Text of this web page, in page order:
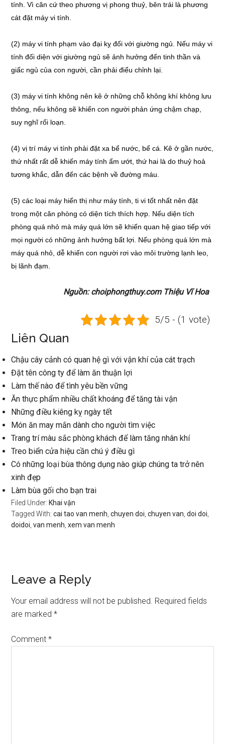
tính. Vì căn cứ theo phương vị phong thuỷ, bên trái là phương
cát đặt máy vi tính.
(2) máy vi tính phạm vào đại kỵ đối với giường ngủ. Nếu máy vi
tính đối diện với giường ngủ sẽ ảnh hưởng đến tinh thần và
giấc ngủ của con người, cần phải điểu chỉnh lại.
(3) máy vi tính không nên kê ở những chỗ không khí không lưu
thông, nếu không sẽ khiến con người phản ứng chậm chạp,
suy nghĩ rối loạn.
(4) vị trí máy vi tính phải đặt xa bể nước, bể cá. Kê ở gần nước,
thứ nhất rất dễ khiến máy tính ẩm ướt, thứ hai là do thuỷ hoả
tương khắc, dẫn đến các bệnh về đường máu.
(5) các loại máy hiển thị như máy tính, ti vi tốt nhất nên đặt
trong một căn phòng có diện tích thích hợp. Nếu diện tích
phòng quá nhỏ mà máy quá lớn sẽ khiến quan hệ giao tiếp với
mọi người có những ảnh hưởng bất lợi. Nếu phòng quá lớn mà
máy quá nhỏ, dễ khiến con người rơi vào môi trường lạnh leo,
bị lãnh đạm.
Nguồn: choiphongthuy.com Thiệu Vĩ Hoa
5/5 - (1 vote)
Liên Quan
Chậu cây cảnh có quan hệ gì với vận khí của cát trạch
Đặt tên công ty để làm ăn thuận lợi
Làm thế nào để tình yêu bền vững
Ăn thực phẩm nhiều chất khoáng để tăng tài vận
Những điều kiêng kỵ ngày tết
Món ăn may mắn dành cho người tìm việc
Trang trí màu sắc phòng khách để làm tăng nhân khí
Treo biển cửa hiệu cần chú ý điều gì
Có những loại bùa thông dụng nào giúp chúng ta trở nên
xinh đẹp
Làm bùa gối cho bạn trai
Filed Under: Khai vận
Tagged With:cai tao van menh ,chuyen doi ,chuyen van ,doi doi
doidoi ,van menh ,xem van menh
Reader
Interactions
Leave a Reply
Your email address will not be published. Required fields
are marked*
Comment*